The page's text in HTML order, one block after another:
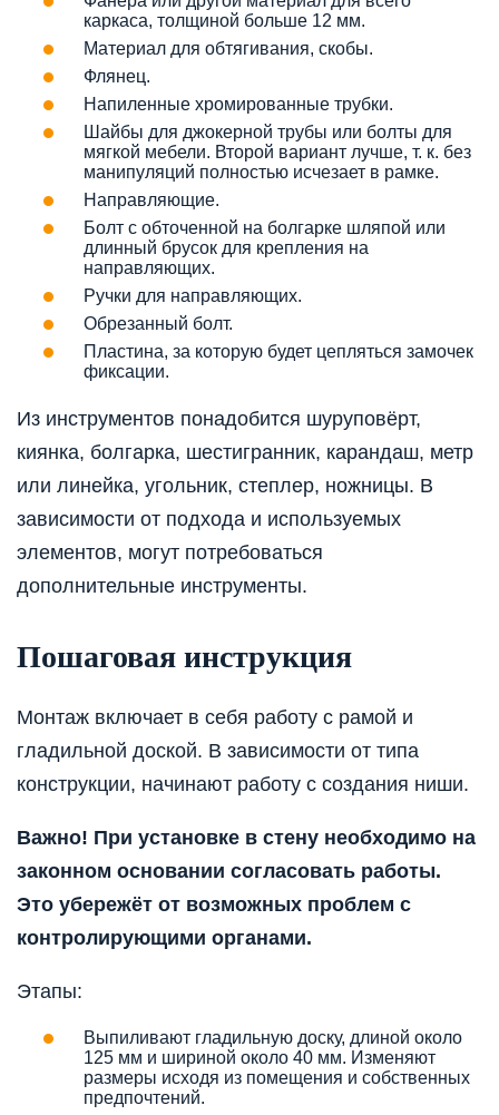
каркаса, толщиной больше 12 мм.
Материал для обтягивания, скобы.
Флянец.
Напиленные хромированные трубки.
Шайбы для джокерной трубы или болты для
мягкой мебели. Второй вариант лучше, т. к. без
манипуляций полностью исчезает в рамке.
Направляющие.
Болт с обточенной на болгарке шляпой или
длинный брусок для крепления на
направляющих.
Ручки для направляющих.
Обрезанный болт.
Пластина, за которую будет цепляться замочек
фиксации.
Из инструментов понадобится шуруповёрт,
киянка, болгарка, шестигранник, карандаш, метр
или линейка, угольник, степлер, ножницы. В
зависимости от подхода и используемых
элементов, могут потребоваться
дополнительные инструменты.
Пошаговая инструкция
Монтаж включает в себя работу с рамой и
гладильной доской. В зависимости от типа
конструкции, начинают работу с создания ниши.
Важно! При установке в стену необходимо на
законном основании согласовать работы.
Это убережёт от возможных проблем с
контролирующими органами.
Этапы:
Выпиливают гладильную доску, длиной около
125 мм и шириной около 40 мм. Изменяют
размеры исходя из помещения и собственных
предпочтений.